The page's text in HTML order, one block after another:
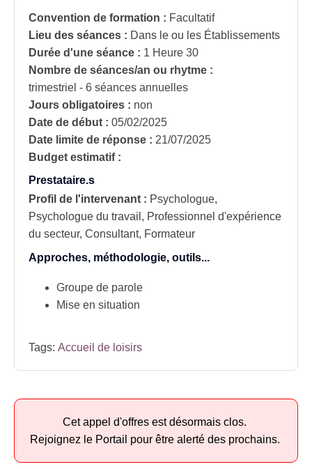
Convention de formation : Facultatif
Lieu des séances : Dans le ou les Établissements
Durée d'une séance : 1 Heure 30
Nombre de séances/an ou rhytme :
trimestriel - 6 séances annuelles
Jours obligatoires : non
Date de début : 05/02/2025
Date limite de réponse : 21/07/2025
Budget estimatif :
Prestataire.s
Profil de l'intervenant : Psychologue,
Psychologue du travail, Professionnel d'expérience
du secteur, Consultant, Formateur
Approches, méthodologie, outils...
Groupe de parole
Mise en situation
Tags: Accueil de loisirs
Cet appel d'offres est désormais clos.
Rejoignez le Portail pour être alerté des prochains.